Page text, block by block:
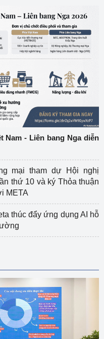
- Liên bang Nga diễn
mại tham dự Hội nghị
thứ 10 và ký Thỏa thuận
META
thúc đẩy ứng dụng AI hỗ